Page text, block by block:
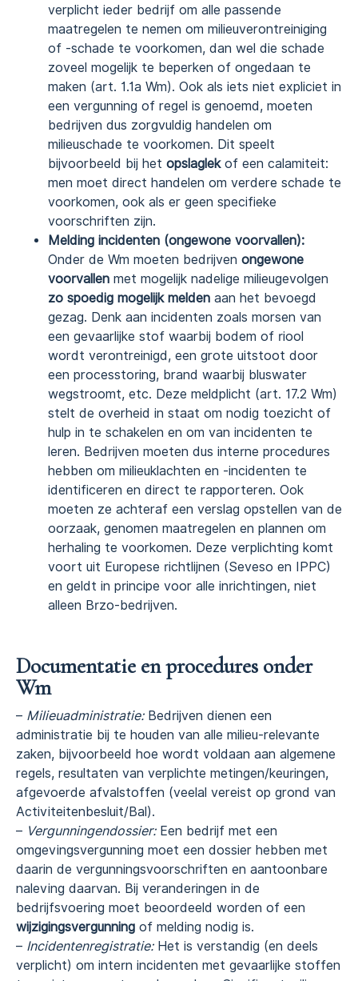
verplicht ieder bedrijf om alle passende
maatregelen te nemen om milieuverontreiniging
of -schade te voorkomen, dan wel die schade
zoveel mogelijk te beperken of ongedaan te
maken (art. 1.1a Wm). Ook als iets niet expliciet in
een vergunning of regel is genoemd, moeten
bedrijven dus zorgvuldig handelen om
milieuschade te voorkomen. Dit speelt
bijvoorbeeld bij het opslaglekof een calamiteit:
men moet direct handelen om verdere schade te
voorkomen, ook als er geen specifieke
voorschriften zijn.
Melding incidenten (ongewone voorvallen):
Onder de Wm moeten bedrijven ongewone
voorvallen met mogelijk nadelige milieugevolgen
zo spoedig mogelijk melden aan het bevoegd
gezag. Denk aan incidenten zoals morsen van
een gevaarlijke stof waarbij bodem of riool
wordt verontreinigd, een grote uitstoot door
een processtoring, brand waarbij bluswater
wegstroomt, etc. Deze meldplicht (art. 17.2 Wm)
stelt de overheid in staat om nodig toezicht of
hulp in te schakelen en om van incidenten te
leren. Bedrijven moeten dus interne procedures
hebben om milieuklachten en -incidenten te
identificeren en direct te rapporteren. Ook
moeten ze achteraf een verslag opstellen van de
oorzaak, genomen maatregelen en plannen om
herhaling te voorkomen. Deze verplichting komt
voort uit Europese richtlijnen (Seveso en IPPC)
en geldt in principe voor alle inrichtingen, niet
alleen Brzo-bedrijven.
Documentatie en procedures onder
Wm
– Milieuadministratie:Bedrijven dienen een
administratie bij te houden van alle milieu-relevante
zaken, bijvoorbeeld hoe wordt voldaan aan algemene
regels, resultaten van verplichte metingen/keuringen,
afgevoerde afvalstoffen (veelal vereist op grond van
Activiteitenbesluit/Bal).
– Vergunningendossier:Een bedrijf met een
omgevingsvergunning moet een dossier hebben met
daarin de vergunningsvoorschriften en aantoonbare
naleving daarvan. Bij veranderingen in de
bedrijfsvoering moet beoordeeld worden of een
wijzigingsvergunning of melding nodig is.
– Incidentenregistratie:Het is verstandig (en deels
verplicht) om intern incidenten met gevaarlijke stoffen